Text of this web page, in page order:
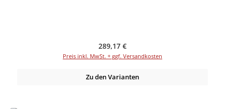
Regulärer Preis:
289,17 €
Preis inkl. MwSt. + ggf. Versandkosten
Zu den Varianten